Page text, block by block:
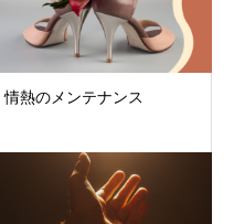
情熱のメンテナンス